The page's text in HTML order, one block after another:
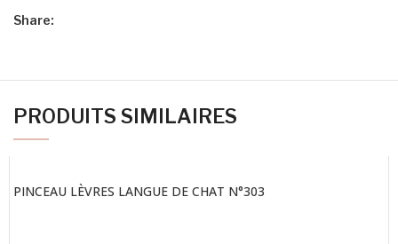
Share:
PRODUITS SIMILAIRES
PINCEAU LÈVRES LANGUE DE CHAT N°303